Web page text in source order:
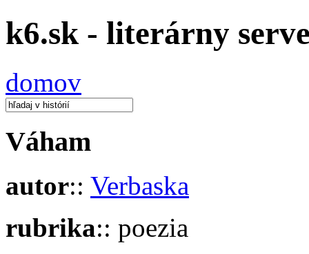
k6.sk - literárny
domov
Váham
autor:: Verbaska
rubrika:: poezia